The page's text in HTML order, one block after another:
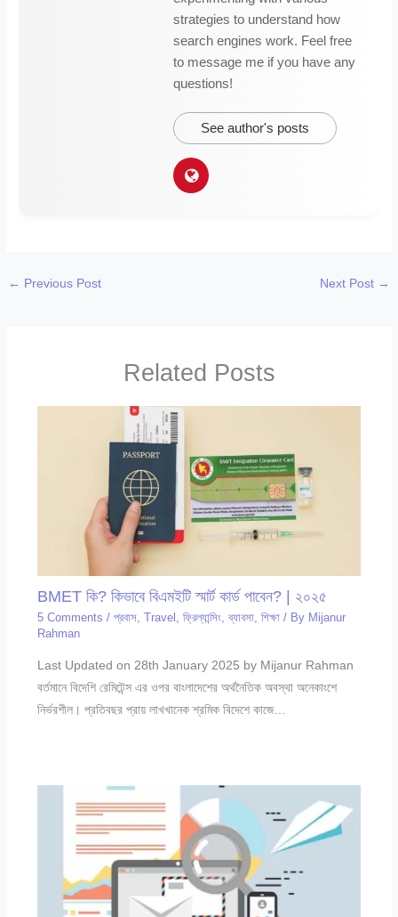
strategies to understand how
search engines work. Feel free
to message me if you have any
questions!
See author's posts
← Previous Post Next Post →
Related Posts
BMET কি? কিভাবে বিএমইটি স্মার্ট কার্ড পাবেন? | ২০২৫
5 Comments / প্রবাস, Travel , ফ্রিল্যান্সিং, ব্যাবসা, শিক্ষা/ By Mijanur
Rahman
Last Updated on 28th January 2025 by Mijanur Rahman
বর্তমানে বিদেশি রেমিটেন্স এর ওপর বাংলাদেশের অর্থনৈতিক অবস্থা অনেকাংশে
নির্ভরশীল। প্রতিবছর প্রায় লাখখানেক শ্রমিক বিদেশে কাজে…